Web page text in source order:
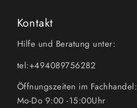
Kontakt
Hilfe und Beratung unter:
tel:+494089756282
Öffnungszeiten im Fachhandel:
Mo-Do 9:00 -15:00Uhr